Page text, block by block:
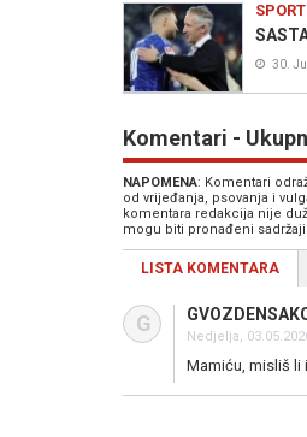
SPORT
30.
Komentari -
NAPOMENA: Komentari
od vrijeđanja, psovanja i
komentara redakcija nije
mogu biti pronađeni
LISTA KOMENTARA
G
Nedjelja,
Mamiću, misliš li